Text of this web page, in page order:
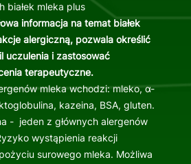
białek mleka plus
informacja na temat białek
alergiczną, pozwala określić
uczulenia i zastosować
terapeutyczne.
mleka wchodzi: mleko, α-
kazeina, BSA, gluten.
- jeden z głównych alergenów
wystąpienia reakcji
surowego mleka. Możliwa